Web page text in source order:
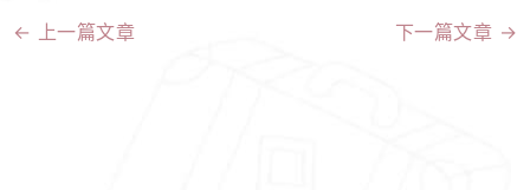
← 上一篇文章 下一篇文章 →